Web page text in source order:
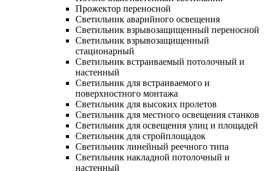
Прожектор переносной
Светильник аварийного освещения
Светильник взрывозащищенный переносной
Светильник взрывозащищенный
стационарный
Светильник встраиваемый потолочный и
настенный
Светильник для встраиваемого и
поверхностного монтажа
Светильник для высоких пролетов
Светильник для местного освещения станков
Светильник для освещения улиц и площадей
Светильник для стройплощадок
Светильник линейный реечного типа
Светильник накладной потолочный и
настенный